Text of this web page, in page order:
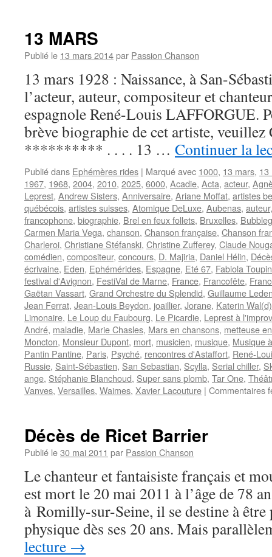
13 MARS
Publié le 13 mars 2014par Passion Chanson
13 mars 1928 : Naissance, à San-
l’acteur, auteur, compositeur et
espagnole René-Louis LAFFORGUE.
brève biographie de cet artiste,
********** . . . . 13 … Continuer la
Publié dans Ephémères rides | Marqué avec 1000, 13 mars, 13
1967, 1968, 2004, 2010, 2025, 6000, Acadie, Acta, acteur,
Leprest, Andrew Sisters, Anniversaire, Ariane Moffat, artistes
québécois, artistes suisses, Atomique DeLuxe, Aubenas, auteur
francophone, biographie, Brel en feux follets, Bruxelles,
Carmen Maria Vega, chanson, Chanson française, Chanson
Charleroi, Christiane Stéfanski, Christine Zufferey, Claude
comédien, compositeur, concours, D. Majiria, Daniel Hélin,
écrivaine, Eden, Ephémérides, Espagne, Eté 67, Fabiola Toupin
festival d'Avignon, FestiVal de Marne, France, Francofête,
Gaëtan Vassart, Grand Orchestre du Splendid, Guillaume
Jean Ferrat, Jean-Louis Beydon, joaillier, Jorane, Katerin
Limonaire, Le Loup du Faubourg, Le Picardie, Leprest à
André, maladie, Marie Chasles, Mars en chansons, metteuse
Moncton, Monsieur Dupont, mort, musicien, musique, Musique
Pantin Pantine, Paris, Psyché, rencontres d'Astaffort, René-
Russie, Saint-Sébastien, San Sebastian, Scylla, Serial chiller,
ange, Stéphanie Blanchoud, Super sans plomb, Tar One,
Vanves, Versailles, Waimes, Xavier Lacouture | Commentaires
Décès de Ricet Barrier
Publié le30 mai 2011 par Passion Chanson
Le chanteur et fantaisiste français et
est mort le 20 mai 2011 à l’âge de 78
à Romilly-sur-Seine, il se destine à être
physique dès ses 20 ans. Mais
lecture →